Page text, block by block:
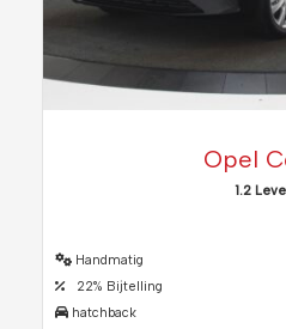
Opel
1.2
Handmatig
22% Bijtelling
hatchback